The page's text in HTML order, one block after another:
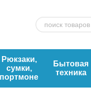
Рюкзаки,
сумки,
портмоне
Бытовая
техника